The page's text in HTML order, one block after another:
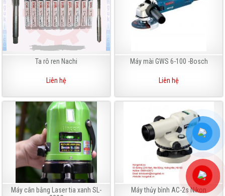
Ta rô ren Nachi
Liên hệ
Máy mài GWS 6-100 -Bosch
Liên hệ
Máy cân bằng Laser tia xanh SL-
Máy thủy bình AC-2s Nikon